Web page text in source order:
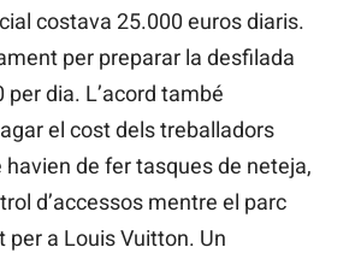
costava 25.000 euros diaris.
per preparar la desfilada
dia. L’acord també
el cost dels treballadors
de fer tasques de neteja,
d’accessos mentre el parc
per a Louis Vuitton. Un